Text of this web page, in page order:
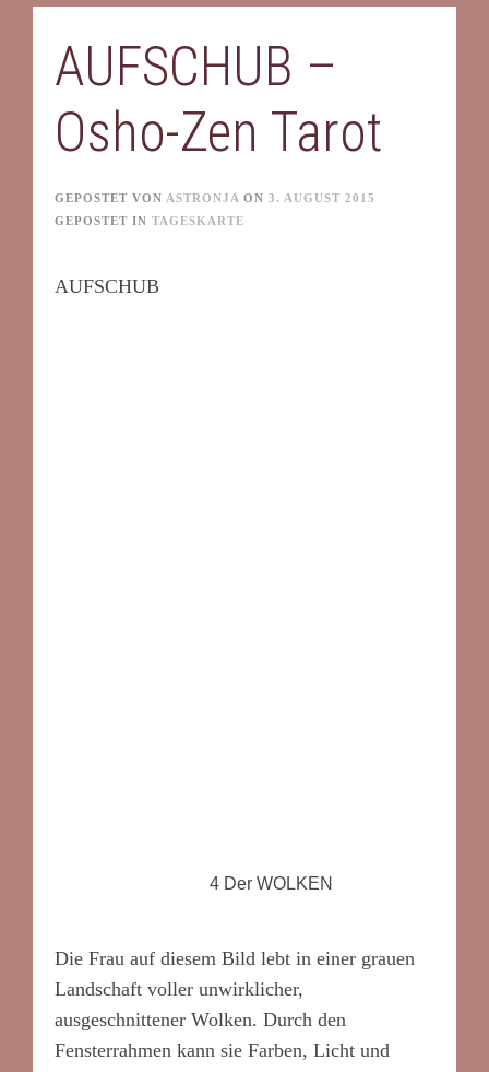
AUFSCHUB –
Osho-Zen Tarot
GEPOSTET VON ASTRONJA ON 3. AUGUST 2015
GEPOSTET IN TAGESKARTE
AUFSCHUB
4 Der WOLKEN
Die Frau auf diesem Bild lebt in einer grauen
Landschaft voller unwirklicher,
ausgeschnittener Wolken. Durch den
Fensterrahmen kann sie Farben, Licht und